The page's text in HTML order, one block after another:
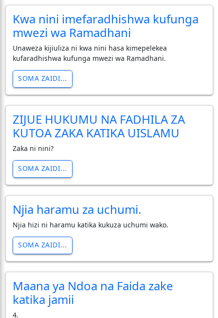
Kwa nini imefaradhishwa kufunga
mwezi wa Ramadhani
Unaweza kijiuliza ni kwa nini hasa kimepelekea
kufaradhishwa kufunga mwezi wa Ramadhani.
SOMA ZAIDI...
ZIJUE HUKUMU NA FADHILA ZA
KUTOA ZAKA KATIKA UISLAMU
Zaka ni nini?
SOMA ZAIDI...
Njia haramu za uchumi.
Njia hizi ni haramu katika kukuza uchumi wako.
SOMA ZAIDI...
Maana ya Ndoa na Faida zake
katika jamii
4.